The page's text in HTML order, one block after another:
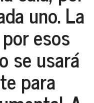
uno. La
esos
se usará
para